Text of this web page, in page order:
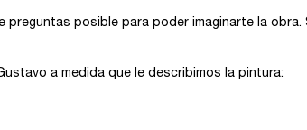
preguntas posible para poder imaginarte la
a medida que le describimos la pintura: